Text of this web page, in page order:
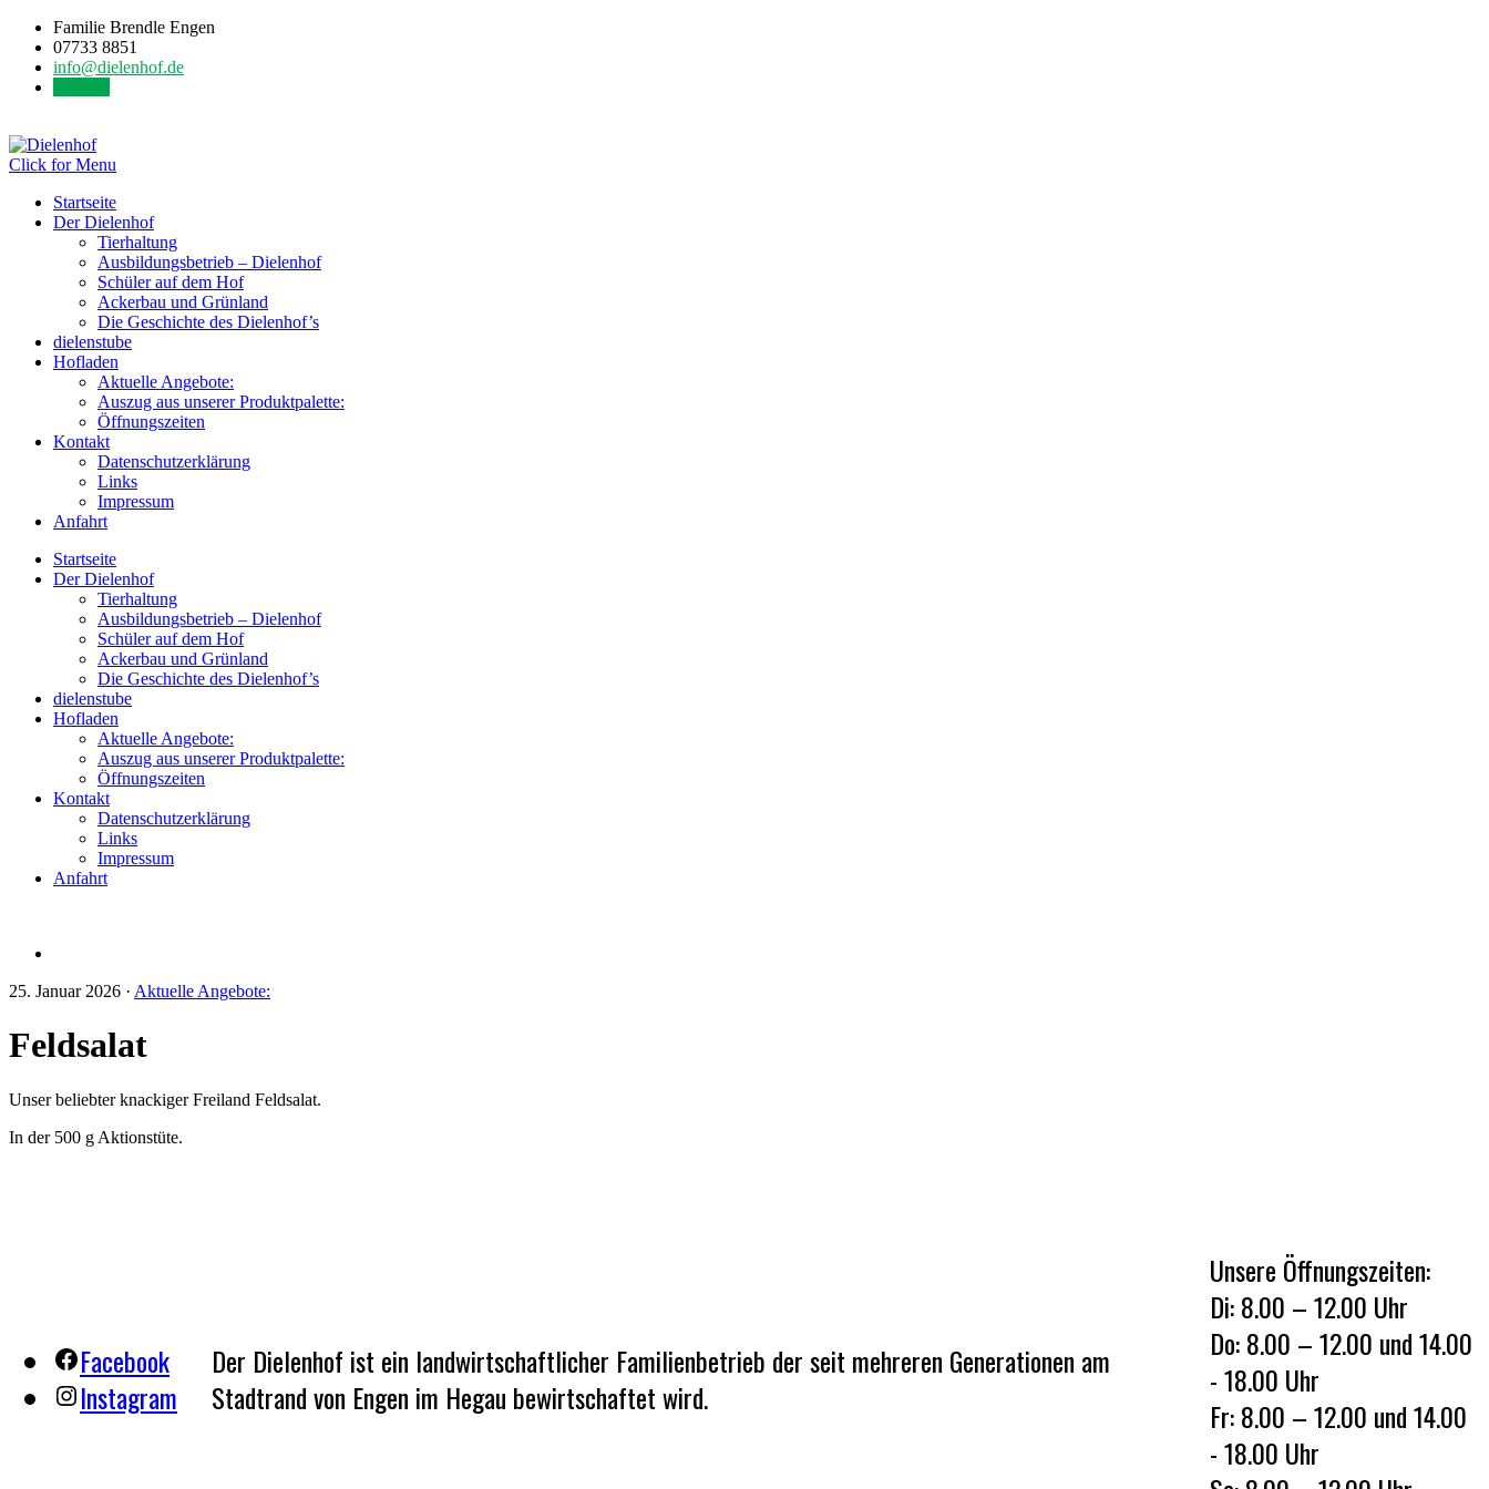
Familie Brendle Engen
07733 8851
info@dielenhof.de
Click for Menu
Startseite
Der Dielenhof
Tierhaltung
Ausbildungsbetrieb – Dielenhof
Schüler auf dem Hof
Ackerbau und Grünland
Die Geschichte des Dielenhof’s
dielenstube
Hofladen
Aktuelle Angebote:
Auszug aus unserer Produktpalette:
Öffnungszeiten
Kontakt
Datenschutzerklärung
Links
Impressum
Anfahrt
Startseite
Der Dielenhof
Tierhaltung
Ausbildungsbetrieb – Dielenhof
Schüler auf dem Hof
Ackerbau und Grünland
Die Geschichte des Dielenhof’s
dielenstube
Hofladen
Aktuelle Angebote:
Auszug aus unserer Produktpalette:
Öffnungszeiten
Kontakt
Datenschutzerklärung
Links
Impressum
Anfahrt
25. Januar 2026 · Aktuelle Angebote:
Feldsalat
Unser beliebter knackiger Freiland Feldsalat.
In der 500 g Aktionstüte.
Facebook
Instagram
Der Dielenhof ist ein landwirtschaftlicher Familienbetrieb der seit mehreren Generationen am
Stadtrand von Engen im Hegau bewirtschaftet wird.
Unsere Öffnungszeiten:
Di: 8.00 – 12.00 Uhr
Do: 8.00 – 12.00 und 14.00
- 18.00 Uhr
Fr: 8.00 – 12.00 und 14.00
- 18.00 Uhr